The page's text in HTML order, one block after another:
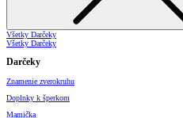
Všetky Darčeky
Všetky Darčeky
Darčeky
Znamenie zverokruhu
Doplnky k šperkom
Mamička